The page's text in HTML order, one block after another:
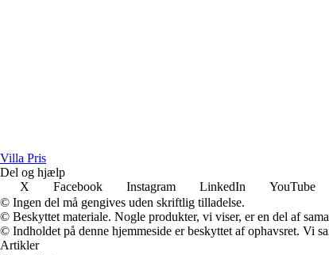
Villa Pris
Del og hjælp
X
Facebook Instagram LinkedIn YouTube
© Ingen del må gengives uden skriftlig tilladelse.
© Beskyttet materiale. Nogle produkter, vi viser, er en del af
© Indholdet på denne hjemmeside er beskyttet af ophavsret. Vi
Artikler